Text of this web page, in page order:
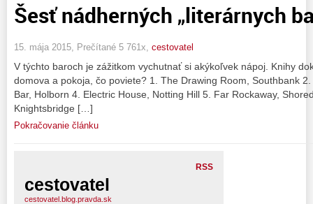
Šesť nádherných „literárnych
15. mája 2015, Prečítané 5 761x, cestovatel
V týchto baroch je zážitkom vychutnať si akýkoľvek nápoj. Knihy
domova a pokoja, čo poviete? 1. The Drawing Room, Southbank
Bar, Holborn 4. Electric House, Notting Hill 5. Far Rockaway,
Knightsbridge […]
Pokračovanie článku
RSS
cestovatel
cestovatel.blog.pravda.sk